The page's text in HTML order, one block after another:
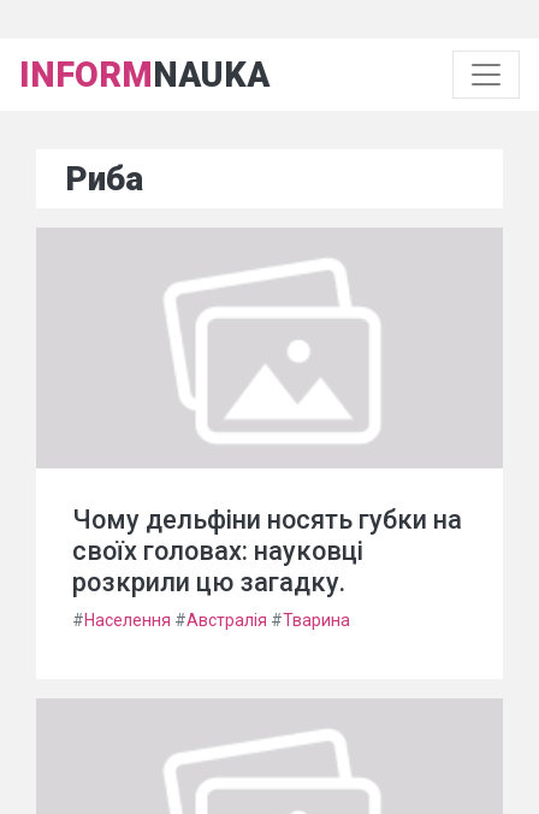
INFORMNAUKA
Риба
Чому дельфіни носять губки на
своїх головах: науковці
розкрили цю загадку.
#Населення #Австралія #Тварина